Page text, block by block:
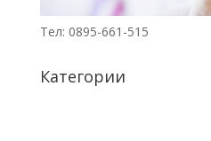
Тел: 0895-661-515
Категории